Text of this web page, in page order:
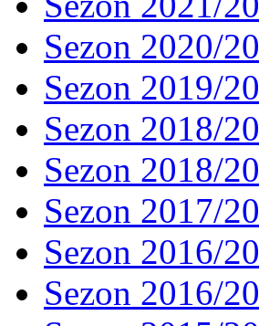
Sezon 2020/
Sezon 2019/
Sezon 2018/
Sezon 2018/
Sezon 2017/
Sezon 2016/
Sezon 2016/